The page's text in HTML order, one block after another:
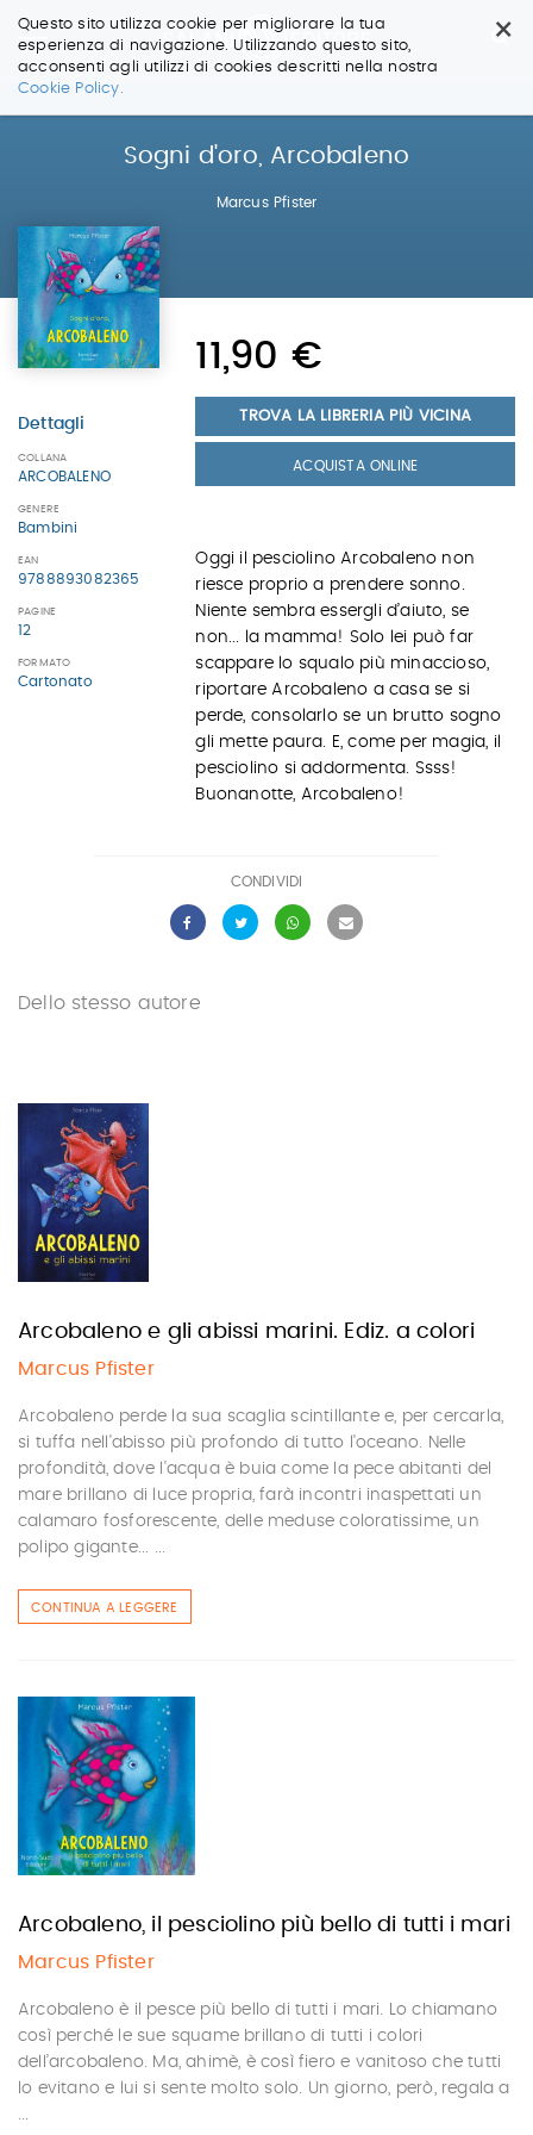
×
Questo sito utilizza cookie per migliorare la tua
esperienza di navigazione. Utilizzando questo sito,
acconsenti agli utilizzi di cookies descritti nella nostra
Cookie Policy.
Salta
Sogni d'oro, Arcobaleno
Marcus Pfister
Dettagli
COLLANA
ARCOBALENO
GENERE
Bambini
EAN
9788893082365
PAGINE
12
FORMATO
Cartonato
11,90 €
TROVA LA LIBRERIA PIÙ VICINA
ACQUISTA ONLINE
Oggi il pesciolino Arcobaleno non
riesce proprio a prendere sonno.
Niente sembra essergli d’aiuto, se
non... la mamma! Solo lei può far
scappare lo squalo più minaccioso,
riportare Arcobaleno a casa se si
perde, consolarlo se un brutto sogno
gli mette paura. E, come per magia, il
pesciolino si addormenta. Ssss!
Buonanotte, Arcobaleno!
CONDIVIDI
Dello stesso autore
Arcobaleno e gli abissi marini. Ediz. a colori
Marcus Pfister
Arcobaleno perde la sua scaglia scintillante e, per cercarla,
si tuffa nell'abisso più profondo di tutto l'oceano. Nelle
profondità, dove l'acqua è buia come la pece abitanti del
mare brillano di luce propria, farà incontri inaspettati un
calamaro fosforescente, delle meduse coloratissime, un
polipo gigante... ...
CONTINUA A LEGGERE
Arcobaleno, il pesciolino più bello di tutti i mari
Marcus Pfister
Arcobaleno è il pesce più bello di tutti i mari. Lo chiamano
così perché le sue squame brillano di tutti i colori
dell’arcobaleno. Ma, ahimè, è così fiero e vanitoso che tutti
lo evitano e lui si sente molto solo. Un giorno, però, regala a
...